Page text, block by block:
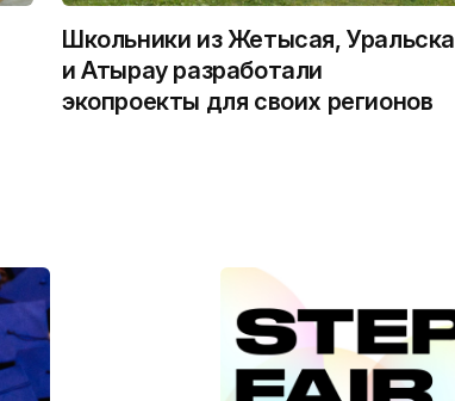
Школьники из Жетысая, Уральска
и Атырау разработали
экопроекты для своих регионов